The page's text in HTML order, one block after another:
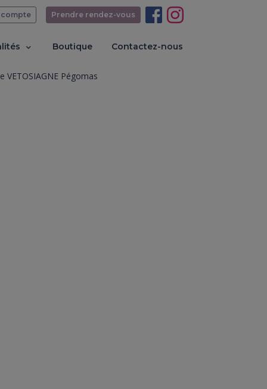
Boutique Contactez-nous
Prendre rendez-vous